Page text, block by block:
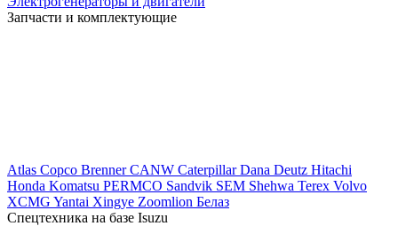
Запчасти и комплектующие
Atlas Copco BrennerCANW CaterpillarDana Deutz Hitachi
Honda Komatsu PERMCO Sandvik SEM Shehwa Terex Volvo
XCMG Yantai Xingye Zoomlion Белаз
Спецтехника на базе Isuzu